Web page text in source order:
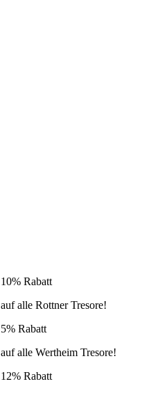
10% Rabatt
auf alle Rottner Tresore!
5% Rabatt
auf alle Wertheim Tresore!
12% Rabatt